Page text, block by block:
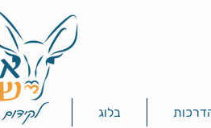
בלוג